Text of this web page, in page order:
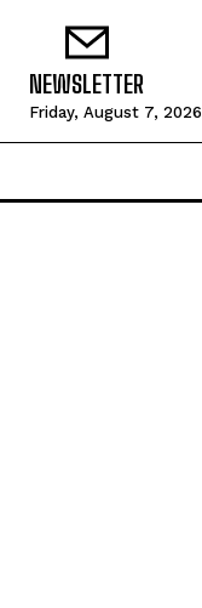
NEWSLETTER
Friday, August 7, 2026